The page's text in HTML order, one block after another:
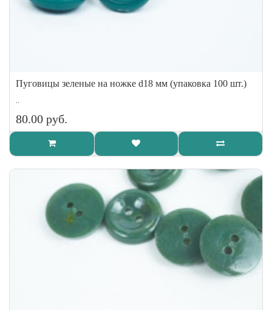
Пуговицы зеленые на ножке d18 мм (упаковка 100 шт.)
..
80.00 руб.